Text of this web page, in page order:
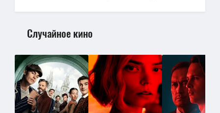
Случайное кино